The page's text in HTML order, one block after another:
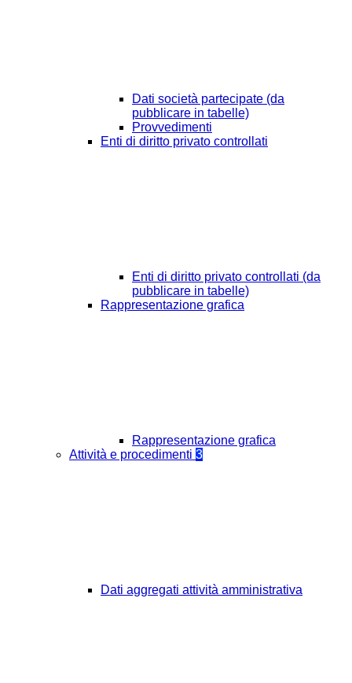
Dati società partecipate (da
pubblicare in tabelle)
Provvedimenti
Enti di diritto privato controllati
Enti di diritto privato controllati (da
pubblicare in tabelle)
Rappresentazione grafica
Rappresentazione grafica
Attività e procedimenti 3
Dati aggregati attività amministrativa